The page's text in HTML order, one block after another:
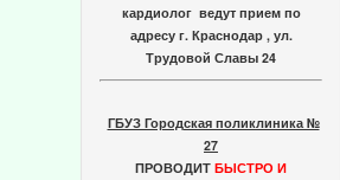
кардиолог ведут прием по
адресу г. Краснодар , ул.
Трудовой Славы 24
ГБУЗ Городская поликлиника №
27
ПРОВОДИТ БЫСТРО И